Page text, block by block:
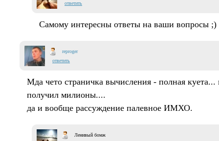
ответить
Самому интересны ответы на ваши вопросы ;)
reproger
ответить
Мда чето страничка вычисления - полная куета...
получил милионы....
да и вообще рассуждение палевное ИМХО.
Ленивый бомж